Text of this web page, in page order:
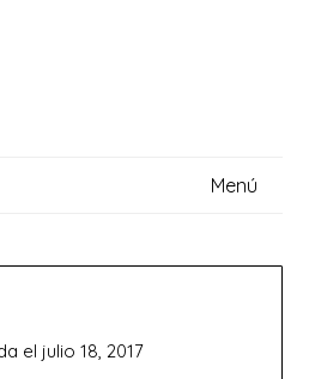
Menú
el julio 18, 2017